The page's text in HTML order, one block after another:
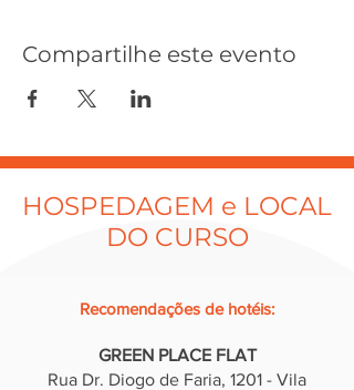
Compartilhe este evento
HOSPEDAGEM e LOCAL
DO CURSO
Recomendações de hotéis:
GREEN PLACE FLAT
Rua Dr. Diogo de Faria, 1201 - Vila